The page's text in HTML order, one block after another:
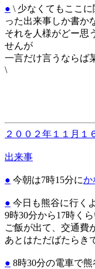
● \ 少なくてもここ
った出来事しか書か
それを人様がどー思
せんが
一言だけ言うならば
\
２００２年１１月１
出来事
● 今朝は7時15分にか
● 今日も熊谷に行く
9時30分から17時く
ご飯が出て、交通費
あとはただばたらき
● 8時30分の電車で熊